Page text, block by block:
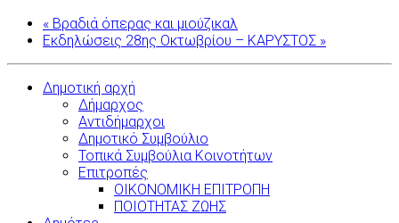
« Βραδιά όπερας και μιούζικαλ
Εκδηλώσεις 28ης Οκτωβρίου – ΚΑΡΥΣΤΟΣ »
Δημοτική αρχή
Δήμαρχος
Αντιδήμαρχοι
Δημοτικό Συμβούλιο
Τοπικά Συμβούλια Κοινοτήτων
Επιτροπές
ΟΙΚΟΝΟΜΙΚΗ ΕΠΙΤΡΟΠΗ
ΠΟΙΟΤΗΤΑΣ ΖΩΗΣ